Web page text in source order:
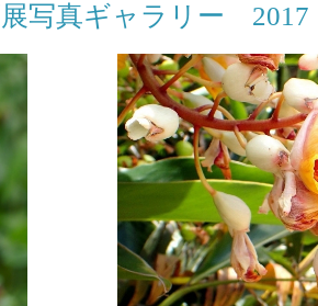
写真ギャラリー 2017